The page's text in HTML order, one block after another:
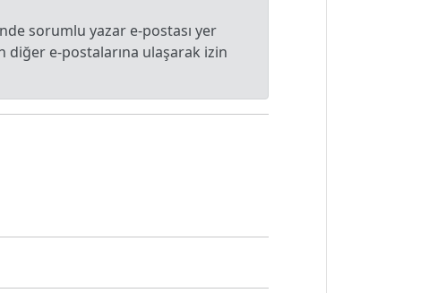
sorumlu yazar e-postası yer
diğer e-postalarına ulaşarak izin